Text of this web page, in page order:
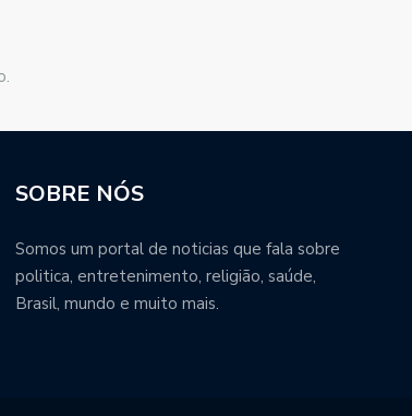
SOBRE NÓS
Somos um portal de noticias que fala sobre
politica, entretenimento, religião, saúde,
Brasil, mundo e muito mais.